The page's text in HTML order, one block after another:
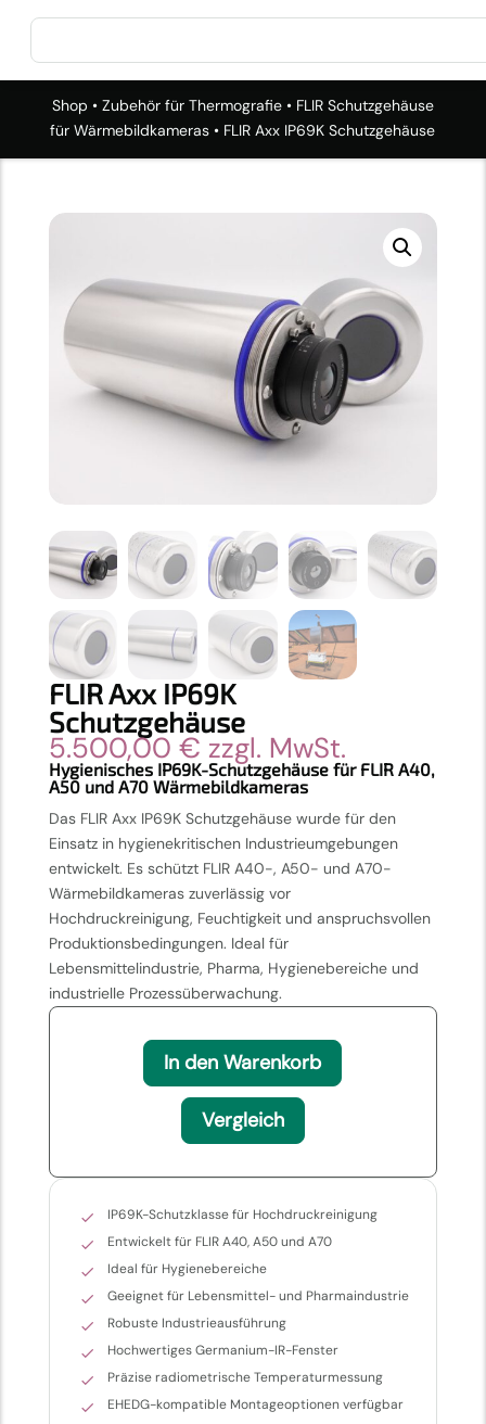
Shop • Zubehör für Thermografie• FLIR Schutzgehäuse
für Wärmebildkameras • FLIR Axx IP69K Schutzgehäuse
FLIR Axx IP69K
Schutzgehäuse
5.500,00 € zzgl. MwSt.
Hygienisches IP69K-Schutzgehäuse für FLIR A40,
A50 und A70 Wärmebildkameras
Das FLIR Axx IP69K Schutzgehäuse wurde für den
Einsatz in hygienekritischen Industrieumgebungen
entwickelt. Es schützt FLIR A40-, A50- und A70-
Wärmebildkameras zuverlässig vor
Hochdruckreinigung, Feuchtigkeit und anspruchsvollen
Produktionsbedingungen. Ideal für
Lebensmittelindustrie, Pharma, Hygienebereiche und
industrielle Prozessüberwachung.
In den Warenkorb
Vergleich
IP69K-Schutzklasse für Hochdruckreinigung
Entwickelt für FLIR A40, A50 und A70
Ideal für Hygienebereiche
Geeignet für Lebensmittel- und Pharmaindustrie
Robuste Industrieausführung
Hochwertiges Germanium-IR-Fenster
Präzise radiometrische Temperaturmessung
EHEDG-kompatible Montageoptionen verfügbar